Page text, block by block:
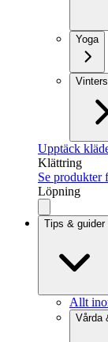
Yoga
Upptäck
Klättring
Se produkter
Löpning
Tips & guider
Allt
Vårda